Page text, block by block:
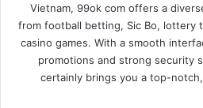
Vietnam, 99ok com offers a
from football betting, Sic Bo, lottery
casino games. With a smooth
promotions and strong security
certainly brings you a top-